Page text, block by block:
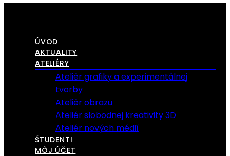
ÚVOD
AKTUALITY
ATELIÉRY
Ateliér grafiky a experimentálnej
tvorby
Ateliér obrazu
Ateliér slobodnej kreativity 3D
Ateliér nových médií
ŠTUDENTI
MÔJ ÚČET